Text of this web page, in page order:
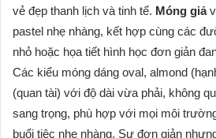
vẻ đẹp thanh lịch và tinh tế. Móng giả
pastel nhẹ nhàng, kết hợp cùng các
nhỏ hoặc họa tiết hình học đơn giản
Các kiểu móng dáng oval, almond
(quan tài) với độ dài vừa phải, không
sang trọng, phù hợp với mọi môi
buổi tiệc nhẹ nhàng. Sự đơn giản